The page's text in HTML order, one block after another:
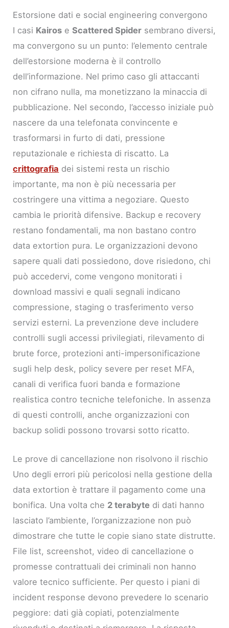
Estorsione dati e social engineering convergono
I casi Kairos eScattered Spider sembrano diversi,
ma convergono su un punto: l’elemento centrale
dell’estorsione moderna è il controllo
dell’informazione. Nel primo caso gli attaccanti
non cifrano nulla, ma monetizzano la minaccia di
pubblicazione. Nel secondo, l’accesso iniziale può
nascere da una telefonata convincente e
trasformarsi in furto di dati, pressione
reputazionale e richiesta di riscatto. La
crittografia dei sistemi resta un rischio
importante, ma non è più necessaria per
costringere una vittima a negoziare. Questo
cambia le priorità difensive. Backup e recovery
restano fondamentali, ma non bastano contro
data extortion pura. Le organizzazioni devono
sapere quali dati possiedono, dove risiedono, chi
può accedervi, come vengono monitorati i
download massivi e quali segnali indicano
compressione, staging o trasferimento verso
servizi esterni. La prevenzione deve includere
controlli sugli accessi privilegiati, rilevamento di
brute force, protezioni anti-impersonificazione
sugli help desk, policy severe per reset MFA,
canali di verifica fuori banda e formazione
realistica contro tecniche telefoniche. In assenza
di questi controlli, anche organizzazioni con
backup solidi possono trovarsi sotto ricatto.
Le prove di cancellazione non risolvono il rischio
Uno degli errori più pericolosi nella gestione della
data extortion è trattare il pagamento come una
bonifica. Una volta che 2 terabyte di dati hanno
lasciato l’ambiente, l’organizzazione non può
dimostrare che tutte le copie siano state distrutte.
File list, screenshot, video di cancellazione o
promesse contrattuali dei criminali non hanno
valore tecnico sufficiente. Per questo i piani di
incident response devono prevedere lo scenario
peggiore: dati già copiati, potenzialmente